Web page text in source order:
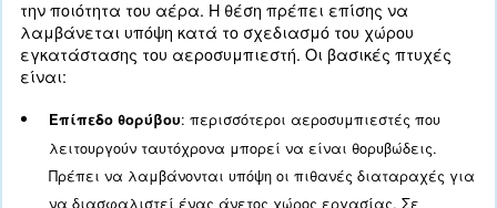
Θεμελίωση χώρου εγκατάστασης αεροσυμπιεστή
Διαστάσεις χώρου εγκατάστασης αεροσυμπιεστή
Συνθήκες περιβάλλοντος στο χώρο εγκατάστασης
αεροσυμπιεστή